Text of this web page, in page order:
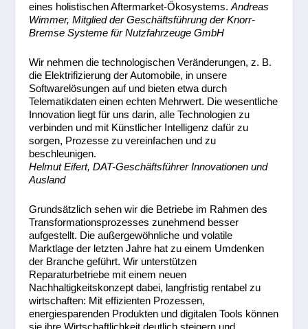
eines holistischen Aftermarket-Ökosystems.Andreas
Wimmer, Mitglied der Geschäftsführung der Knorr-
Bremse Systeme für Nutzfahrzeuge GmbH
Wir nehmen die technologischen Veränderungen, z. B.
die Elektrifizierung der Automobile, in unsere
Softwarelösungen auf und bieten etwa durch
Telematikdaten einen echten Mehrwert. Die wesentliche
Innovation liegt für uns darin, alle Technologien zu
verbinden und mit Künstlicher Intelligenz dafür zu
sorgen, Prozesse zu vereinfachen und zu
beschleunigen.
Helmut Eifert, DAT-Geschäftsführer Innovationen und
Ausland
Grundsätzlich sehen wir die Betriebe im Rahmen des
Transformationsprozesses zunehmend besser
aufgestellt. Die außergewöhnliche und volatile
Marktlage der letzten Jahre hat zu einem Umdenken
der Branche geführt. Wir unterstützen
Reparaturbetriebe mit einem neuen
Nachhaltigkeitskonzept dabei, langfristig rentabel zu
wirtschaften: Mit effizienten Prozessen,
energiesparenden Produkten und digitalen Tools können
sie ihre Wirtschaftlichkeit deutlich steigern und